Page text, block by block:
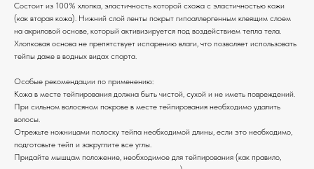
Состоит из 100% хлопка, эластичность которой схожа с эластичностью кожи
(как вторая кожа). Нижний слой ленты покрыт гипоаллергенным клеящим слоем
на акриловой основе, который активизируется под воздействием тепла тела.
Хлопковая основа не препятствует испарению влаги, что позволяет использовать
тейпы даже в водных видах спорта.
Особые рекомендации по применению:
Кожа в месте тейпирования должна быть чистой, сухой и не иметь повреждений.
При сильном волосяном покрове в месте тейпирования необходимо удалить
волосы.
Отрежьте ножницами полоску тейпа необходимой длины, если это необходимо,
подготовьте тейп и закруглите все углы.
Придайте мышцам положение, необходимое для тейпирования (как правило,